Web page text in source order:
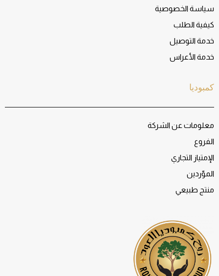
كمبوديا
معلومات عن الشركة
الفروع
الإمتياز التجاري
الموّردين
منتج طبيعي
سياسة الخصوصية
كيفية الطلب
خدمة التوصيل
خدمة الأعراس